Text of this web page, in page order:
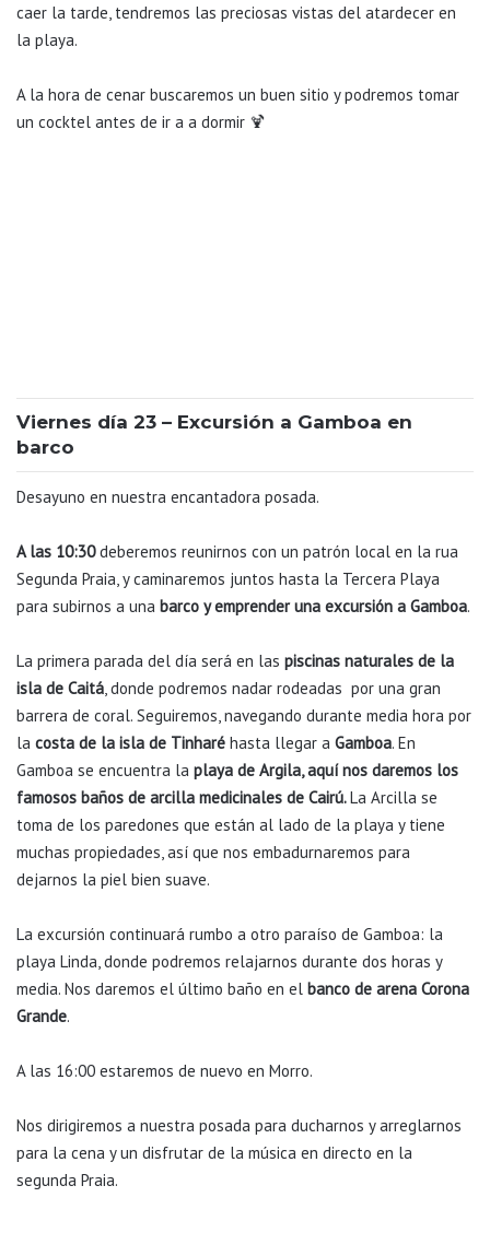
caer la tarde, tendremos las preciosas vistas del atardecer en
la playa.
A la hora de cenar buscaremos un buen sitio y podremos tomar
un cocktel antes de ir a a dormir 🍹
Viernes día 23 – Excursión a Gamboa en
barco
Desayuno en nuestra encantadora posada.
A las 10:30deberemos reunirnos con un patrón local en la rua
Segunda Praia, y caminaremos juntos hasta la Tercera Playa
para subirnos a una barco y emprender una excursión a Gamboa.
La primera parada del día será en las piscinas naturales de la
isla de Caitá , donde podremos nadar rodeadas por una gran
barrera de coral. Seguiremos, navegando durante media hora por
la costa de la isla de Tinharé hasta llegar a Gamboa. En
Gamboa se encuentra la playa de Argila, aquí nos daremos los
famosos baños de arcilla medicinales de Cairú.La Arcilla se
toma de los paredones que están al lado de la playa y tiene
muchas propiedades, así que nos embadurnaremos para
dejarnos la piel bien suave.
La excursión continuará rumbo a otro paraíso de Gamboa: la
playa Linda, donde podremos relajarnos durante dos horas y
media. Nos daremos el último baño en el banco de arena Corona
Grande.
A las 16:00 estaremos de nuevo en Morro.
Nos dirigiremos a nuestra posada para ducharnos y arreglarnos
para la cena y un disfrutar de la música en directo en la
segunda Praia.